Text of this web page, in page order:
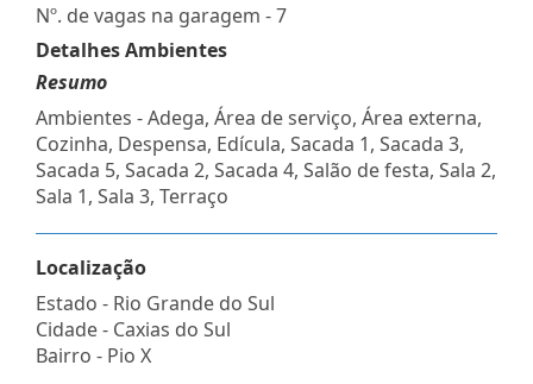
Nº. de vagas na garagem - 7
Detalhes Ambientes
Resumo
Ambientes - Adega, Área de serviço, Área externa,
Cozinha, Despensa, Edícula, Sacada 1, Sacada 3,
Sacada 5, Sacada 2, Sacada 4, Salão de festa, Sala 2,
Sala 1, Sala 3, Terraço
Localização
Estado - Rio Grande do Sul
Cidade - Caxias do Sul
Bairro - Pio X